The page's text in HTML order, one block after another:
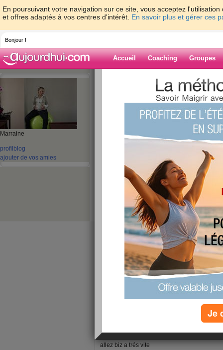
En poursuivant votre navigation sur ce site, vous acceptez
et offres adaptés à vos centres d'intérêt. En savoir plus et gérer ces
Bonjour !
Accueil Coaching Groupes
Marraine
profil blog
ajouter de vos amies
> > RDV
Blog de
RDV pour voir +++
Bon en rdv pour voir le doc gygy, es ce que
Réponse ce soir je vais me préparer strésser
A ce soir pour les nouvelles
‹ Préc. Suiv. ›
pas de nouvelles!!! donc j'espére que tu n'a
allez biz a trés vite
Je